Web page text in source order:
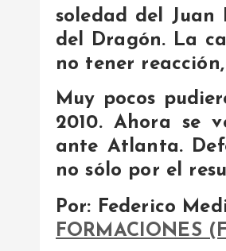
soledad del Juan
del Dragón. La
no tener
Muy pocos
2010. Ahora se
ante Atlanta.
no sólo por el
Por: Federico
FORMACIONES